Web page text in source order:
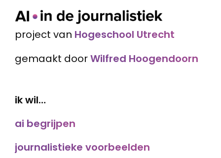
project van Hogeschool Utrecht
gemaakt doorWilfred Hoogendoorn
ik wil…
ai begrijpen
journalistieke voorbeelden